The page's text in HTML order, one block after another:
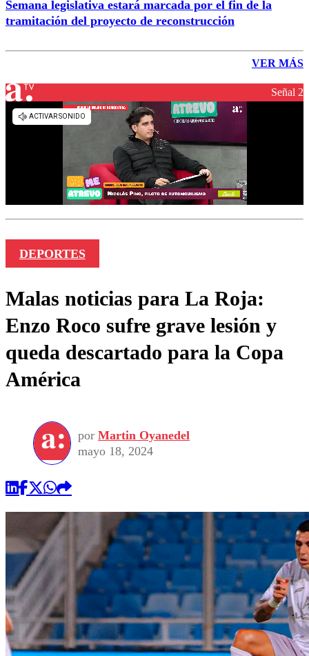
Semana legislativa estará marcada por el fin de la
tramitación del proyecto de reconstrucción
VER MÁS
Señal 2
DEPORTES
Malas noticias para La Roja:
Enzo Roco sufre grave lesión y
queda descartado para la Copa
América
por Martin Oyanedel
mayo 18, 2024